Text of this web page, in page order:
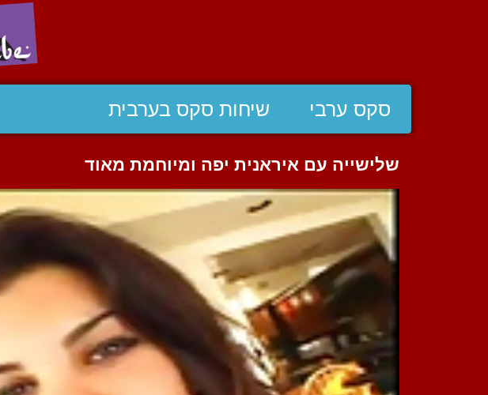
סקס ערבי שיחות סקס בערבית
שלישייה עם איראנית יפה ומיוחמת מאוד